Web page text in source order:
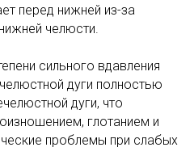
перед нижней из-за
челюсти.
сильного вдавления
дуги полностью
дуги, что
глотанием и
проблемы при слабых